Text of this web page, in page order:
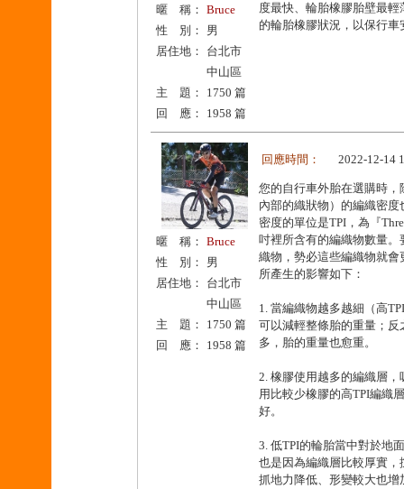
暱 稱： Bruce
性 別：
男
居住地：
台北市
中山區
主 題：
1750 篇
回 應：
1958 篇
度最快、輪胎橡膠胎壁最
的輪胎橡膠狀況，以保行車
暱 稱： Bruce
性 別：
男
居住地：
台北市
中山區
主 題：
1750 篇
回 應：
1958 篇
回應時間： 2022-12-14
您的自行車外胎在選購時
內部的織狀物）的編織密
密度的單位是TPI，為『
吋裡所含有的編織物數量
織物，勢必這些編織物就
所產生的影響如下：
1. 當編織物越多越細（高
可以減輕整條胎的重量；
多，胎的重量也愈重。
2. 橡膠使用越多的編織層
用比較少橡膠的高TPI編織
好。
3. 低TPI的輪胎當中對於地
也是因為編織層比較厚實
抓地力降低、形變較大也